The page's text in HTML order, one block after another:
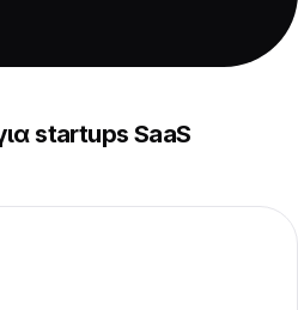
startups SaaS